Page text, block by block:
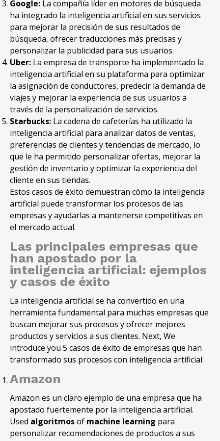
Google: La compañía líder en motores de búsqueda
ha integrado la inteligencia artificial en sus servicios
para mejorar la precisión de sus resultados de
búsqueda, ofrecer traducciones más precisas y
personalizar la publicidad para sus usuarios.
Uber: La empresa de transporte ha implementado la
inteligencia artificial en su plataforma para optimizar
la asignación de conductores, predecir la demanda de
viajes y mejorar la experiencia de sus usuarios a
través de la personalización de servicios.
Starbucks: La cadena de cafeterías ha utilizado la
inteligencia artificial para analizar datos de ventas,
preferencias de clientes y tendencias de mercado, lo
que le ha permitido personalizar ofertas, mejorar la
gestión de inventario y optimizar la experiencia del
cliente en sus tiendas.
Estos casos de éxito demuestran cómo la inteligencia
artificial puede transformar los procesos de las
empresas y ayudarlas a mantenerse competitivas en
el mercado actual.
Las principales empresas que
han apostado por la
inteligencia artificial: ejemplos
y casos de éxito
La inteligencia artificial se ha convertido en una
herramienta fundamental para muchas empresas que
buscan mejorar sus procesos y ofrecer mejores
productos y servicios a sus clientes. Next, We
introduce you 5 casos de éxito de empresas que han
transformado sus procesos con inteligencia artificial:
Amazon
Amazon es un claro ejemplo de una empresa que ha
apostado fuertemente por la inteligencia artificial.
Used algoritmosof machine learning para
personalizar recomendaciones de productos a sus